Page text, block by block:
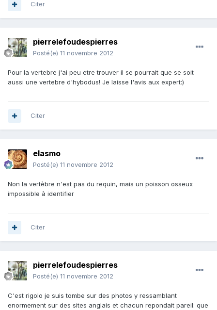
Citer
pierrelefoudespierres
Posté(e) 11 novembre 2012
Pour la vertebre j'ai peu etre trouver il se pourrait que se soit
aussi une vertebre d'hybodus! Je laisse l'avis aux expert:)
Citer
elasmo
Posté(e) 11 novembre 2012
Non la vertèbre n'est pas du requin, mais un poisson osseux
impossible à identifier
Citer
pierrelefoudespierres
Posté(e) 11 novembre 2012
C'est rigolo je suis tombe sur des photos y ressamblant
enormement sur des sites anglais et chacun repondait pareil: que